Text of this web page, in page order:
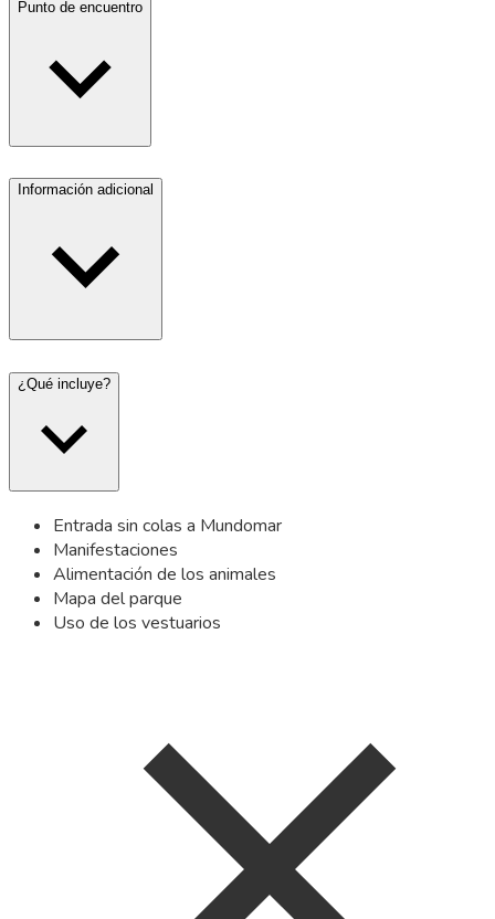
Punto de encuentro
Información adicional
¿Qué incluye?
Entrada sin colas a Mundomar
Manifestaciones
Alimentación de los animales
Mapa del parque
Uso de los vestuarios